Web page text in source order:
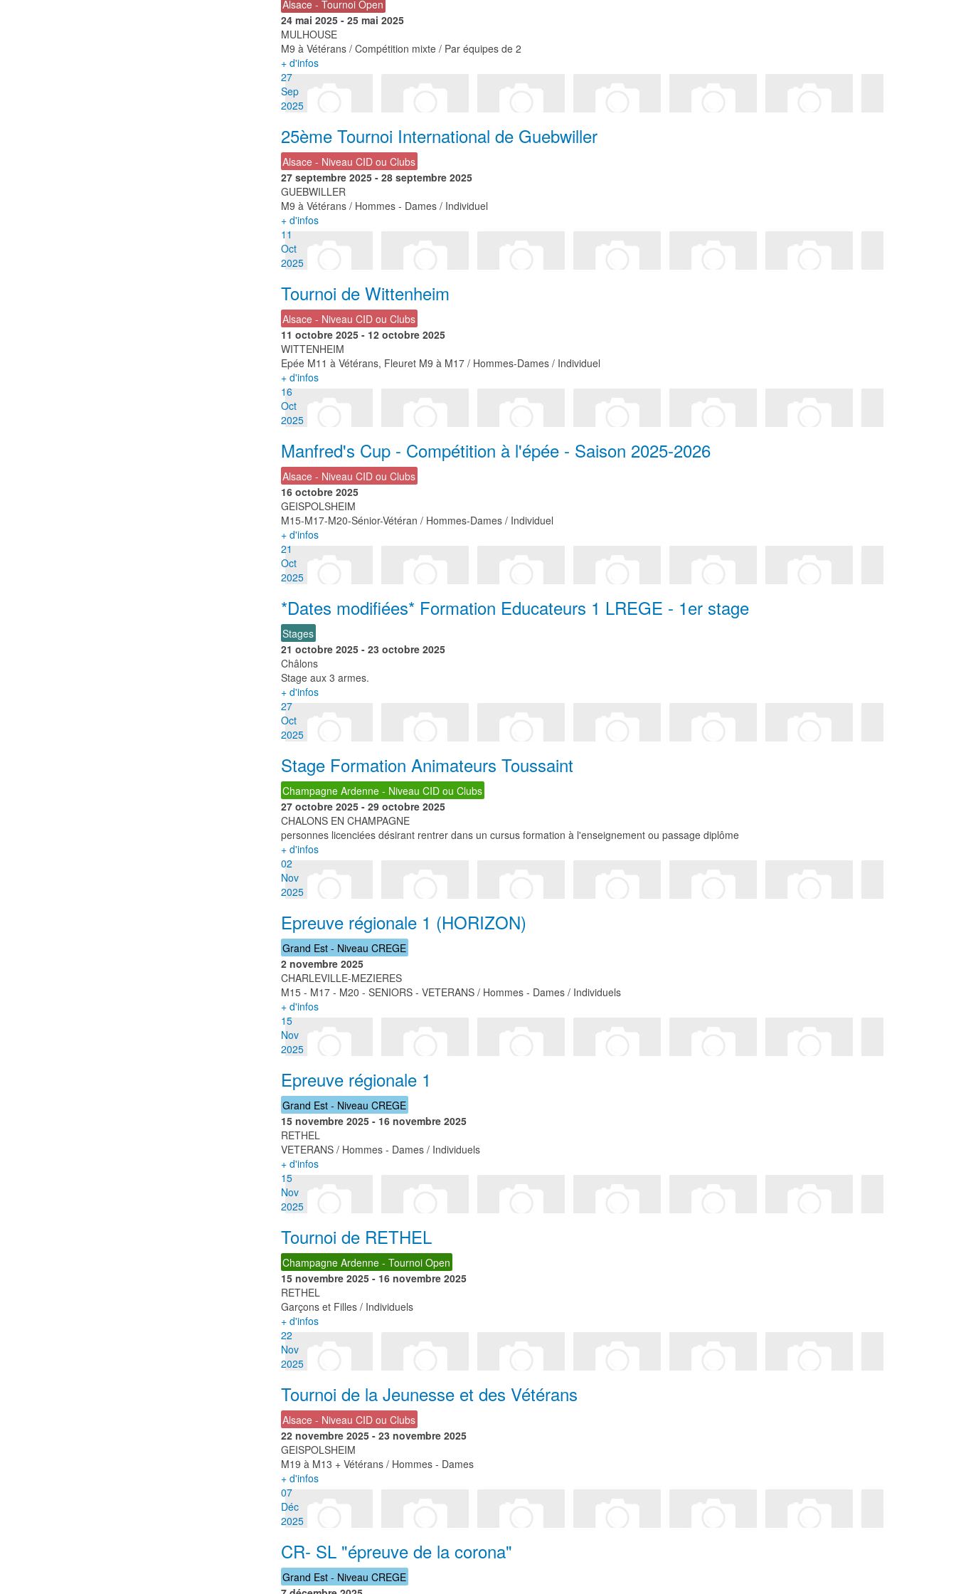
Alsace - Tournoi Open
24 mai 2025- 25 mai 2025
MULHOUSE
M9 à Vétérans / Compétition mixte / Par équipes de 2
+ d'infos
27
Sep
2025
25ème Tournoi International de Guebwiller
Alsace - Niveau CID ou Clubs
27 septembre 2025- 28 septembre 2025
GUEBWILLER
M9 à Vétérans / Hommes - Dames / Individuel
+ d'infos
11
Oct
2025
Tournoi de Wittenheim
Alsace - Niveau CID ou Clubs
11 octobre 2025- 12 octobre 2025
WITTENHEIM
Epée M11 à Vétérans, Fleuret M9 à M17 / Hommes-Dames / Individuel
+ d'infos
16
Oct
2025
Manfred's Cup - Compétition à l'épée - Saison 2025-2026
Alsace - Niveau CID ou Clubs
16 octobre 2025
GEISPOLSHEIM
M15-M17-M20-Sénior-Vétéran / Hommes-Dames / Individuel
+ d'infos
21
Oct
2025
*Dates modifiées* Formation Educateurs 1 LREGE - 1er stage
Stages
21 octobre 2025- 23 octobre 2025
Châlons
Stage aux 3 armes.
+ d'infos
27
Oct
2025
Stage Formation Animateurs Toussaint
Champagne Ardenne - Niveau CID ou Clubs
27 octobre 2025- 29 octobre 2025
CHALONS EN CHAMPAGNE
personnes licenciées désirant rentrer dans un cursus formation à l'enseignement ou passage diplôme
+ d'infos
02
Nov
2025
Epreuve régionale 1 (HORIZON)
Grand Est - Niveau CREGE
2 novembre 2025
CHARLEVILLE-MEZIERES
M15 - M17 - M20 - SENIORS - VETERANS / Hommes - Dames / Individuels
+ d'infos
15
Nov
2025
Epreuve régionale 1
Grand Est - Niveau CREGE
15 novembre 2025- 16 novembre 2025
RETHEL
VETERANS / Hommes - Dames / Individuels
+ d'infos
15
Nov
2025
Tournoi de RETHEL
Champagne Ardenne - Tournoi Open
15 novembre 2025- 16 novembre 2025
RETHEL
Garçons et Filles / Individuels
+ d'infos
22
Nov
2025
Tournoi de la Jeunesse et des Vétérans
Alsace - Niveau CID ou Clubs
22 novembre 2025- 23 novembre 2025
GEISPOLSHEIM
M19 à M13 + Vétérans / Hommes - Dames
+ d'infos
07
Déc
2025
CR- SL "épreuve de la corona"
Grand Est - Niveau CREGE